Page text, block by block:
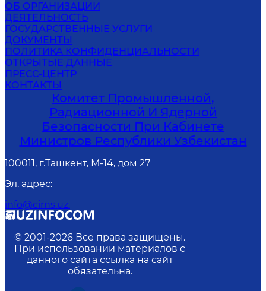
ОБ ОРГАНИЗАЦИИ
ДЕЯТЕЛЬНОСТЬ
ГОСУДАРСТВЕННЫЕ УСЛУГИ
ДОКУМЕНТЫ
ПОЛИТИКА КОНФИДЕНЦИАЛЬНОСТИ
ОТКРЫТЫЕ ДАННЫЕ
ПРЕСС-ЦЕНТР
КОНТАКТЫ
Комитет Промышленной,
Радиационной И Ядерной
Безопасности При Кабинете
Министров Республики Узбекистан
100011, г.Ташкент, М-14, дом 27
Эл. адрес:
info@cirns.uz.
© 2001-2026 Все права защищены.
При использовании материалов с
данного сайта ссылка на сайт
обязательна.